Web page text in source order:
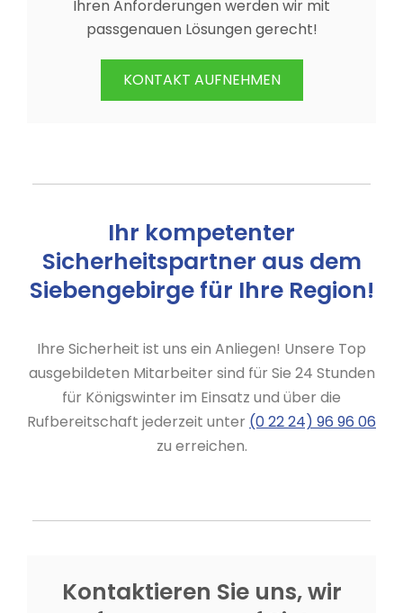
Ihren Anforderungen werden wir mit
passgenauen Lösungen gerecht!
KONTAKT AUFNEHMEN
Ihr kompetenter
Sicherheitspartner aus dem
Siebengebirge für Ihre Region!
Ihre Sicherheit ist uns ein Anliegen! Unsere Top
ausgebildeten Mitarbeiter sind für Sie 24 Stunden
für Königswinter im Einsatz und über die
Rufbereitschaft jederzeit unter (0 22 24) 96 96 06
zu erreichen.
Kontaktieren Sie uns, wir